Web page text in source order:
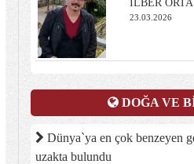
İLBER
23.03.2026
DOĞA VE
Dünya`ya en çok benzeyen
uzakta bulundu